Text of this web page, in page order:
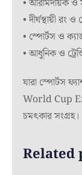
• আরামদায়ক ও
• দীর্ঘস্থায়ী রং ও
• স্পোর্টস ও
• আধুনিক ও
যারা স্পোর্টস
World Cup
চমৎকার সংগ্রহ।
Related